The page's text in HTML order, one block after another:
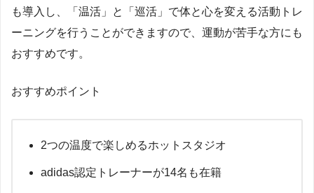
も導入し、「温活」と「巡活」で体と心を変える活動トレ
ーニングを行うことができますので、運動が苦手な方にも
おすすめです。
おすすめポイント
2つの温度で楽しめるホットスタジオ
adidas認定トレーナーが14名も在籍